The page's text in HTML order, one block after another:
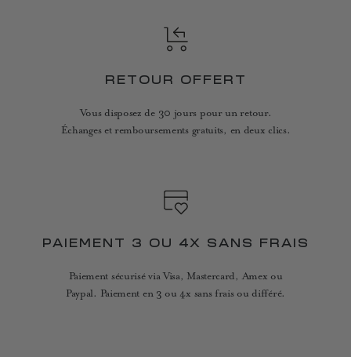
RETOUR OFFERT
Vous disposez de 30 jours pour un retour.
Échanges et remboursements gratuits, en deux clics.
PAIEMENT 3 OU 4X SANS FRAIS
Paiement sécurisé via Visa, Mastercard, Amex ou
Paypal. Paiement en 3 ou 4x sans frais ou différé.